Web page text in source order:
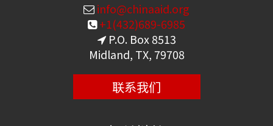
info@chinaaid.org
+1(432)689-6985
P.O. Box 8513
Midland, TX, 79708
联系我们